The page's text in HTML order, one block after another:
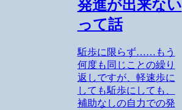
発進が出来ない
って話
駈歩に限らず……もう
何度も同じことの繰り
返しですが、軽速歩に
しても駈歩にしても、
補助なしの自力での発